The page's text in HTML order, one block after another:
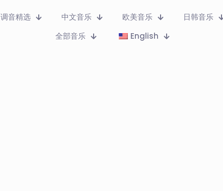
调音精选 中文音乐 欧美音乐 日韩音乐
全部音乐
English